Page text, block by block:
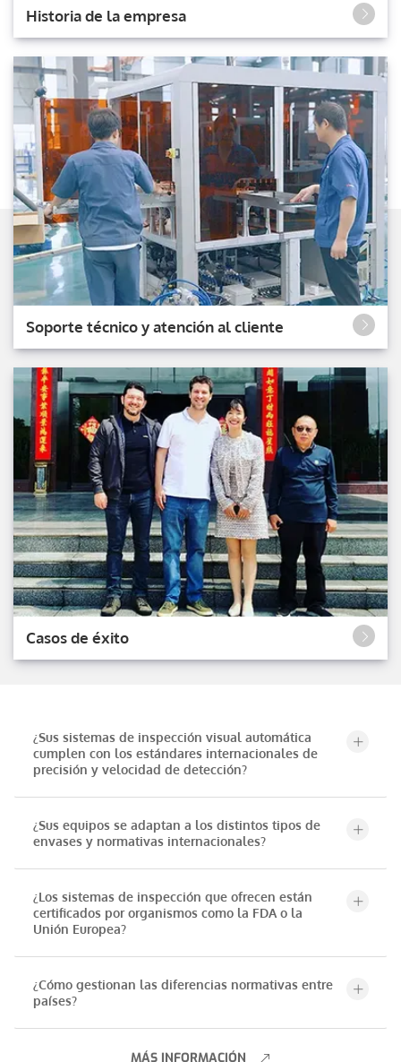
Historia de la empresa
Soporte técnico y atención al cliente
Casos de éxito
¿Sus sistemas de inspección visual automática
cumplen con los estándares internacionales de
precisión y velocidad de detección?
¿Sus equipos se adaptan a los distintos tipos de
envases y normativas internacionales?
¿Los sistemas de inspección que ofrecen están
certificados por organismos como la FDA o la
Unión Europea?
¿Cómo gestionan las diferencias normativas entre
países?
MÁS INFORMACIÓN